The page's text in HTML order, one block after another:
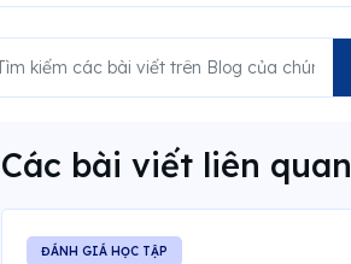
Các bài viết liên quan
ĐÁNH GIÁ HỌC TẬP